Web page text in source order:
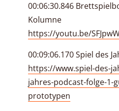
00:06:30.846
Kolumne
https://youtu.be/
00:09:06.170 Spiel des
https://www.spiel-des-
jahres-podcast-folge-1-
prototypen